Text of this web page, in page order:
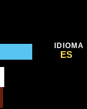
IDIOMA
ES